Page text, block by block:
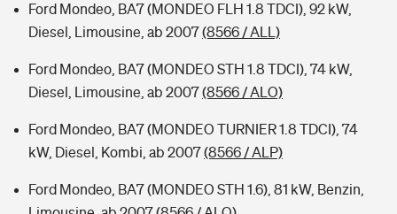
Ford Mondeo, BA7 (MONDEO FLH 1.8 TDCI), 92 kW,
Diesel, Limousine, ab 2007(8566 / ALL)
Ford Mondeo, BA7 (MONDEO STH 1.8 TDCI), 74 kW,
Diesel, Limousine, ab 2007(8566 / ALO)
Ford Mondeo, BA7 (MONDEO TURNIER 1.8 TDCI), 74
kW, Diesel, Kombi, ab 2007(8566 / ALP)
Ford Mondeo, BA7 (MONDEO STH 1.6), 81 kW, Benzin,